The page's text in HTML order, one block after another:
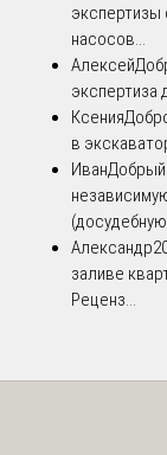
экспертизы
насосов...
Алексей
экспертиза
Ксения
в
ИванДобрый
заливе
Реценз...